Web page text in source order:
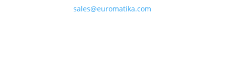
sales@euromatika.com